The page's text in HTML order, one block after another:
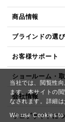
当社では、閲覧性
ます。本サイトの
なされます。詳細は
We use Cookies
商品情報
ブラインドの選
お客様サポート
ショールーム・
会社情報
ウェブサイトに